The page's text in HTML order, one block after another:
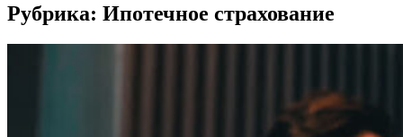
Рубрика: Ипотечное страхование